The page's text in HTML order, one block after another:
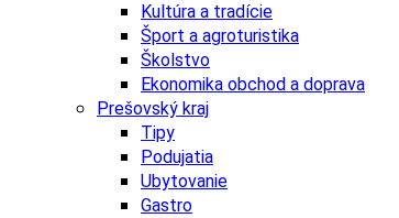
Kultúra a tradície
Šport a agroturistika
Školstvo
Ekonomika obchod a doprava
Prešovský kraj
Tipy
Podujatia
Ubytovanie
Gastro